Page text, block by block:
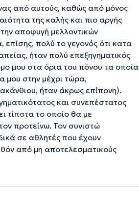
από αυτούς, καθώς από μόνος
της καλής και πιο αργής
αποφυγή μελλοντικών
επίσης, πολύ το γεγονός ότι κατα
ήταν πολύ επεξηγηματικός
μου στα όρια του πόνου τα οποία
μου στην μέχρι τώρα,
ήταν άκρως επίπονη).
και συνεπέστατος
τίποτα το οποίο θα με
προτείνω. Τον συνιστώ
σε αθλητές που έχουν
από μη αποτελεσματικούς